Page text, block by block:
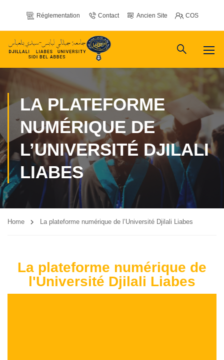
Réglementation Contact Ancien Site COS
LA PLATEFORME
NUMÉRIQUE DE
L’UNIVERSITÉ DJILALI
LIABES
Home La plateforme numérique de l’Université Djilali Liabes
La plateforme numérique de
l'Université Djilali Liabes